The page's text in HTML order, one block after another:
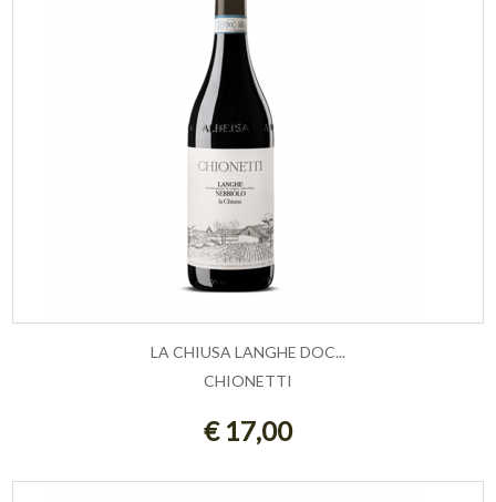
AGGIUNGI AL CARRELLO
LA CHIUSA LANGHE DOC...
CHIONETTI
€ 17,00